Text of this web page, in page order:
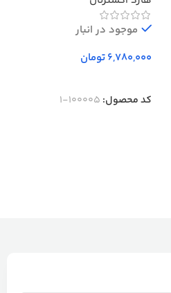
موجود در انبار
تومان
کد محصول: 100005-1